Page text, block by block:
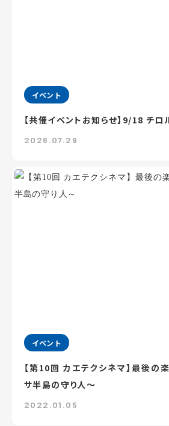
イベント
【共催イベントお知らせ】9/18 チロ
2026.07.29
イベント
【第10回 カエテクシネマ】最後の
サ半島の守り人～
2022.01.05